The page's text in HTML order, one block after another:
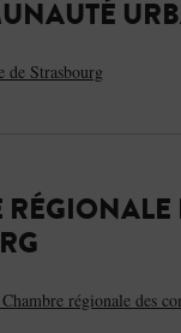
de Strasbourg
régionale des